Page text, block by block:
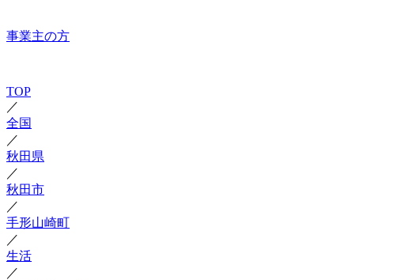
事業主の方
TOP
／
全国
／
秋田県
／
秋田市
／
手形山崎町
／
生活
／